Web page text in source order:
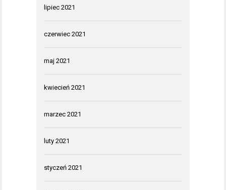
lipiec 2021
czerwiec 2021
maj 2021
kwiecień 2021
marzec 2021
luty 2021
styczeń 2021